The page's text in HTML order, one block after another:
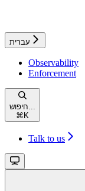
עברית
Observability
Enforcement
⌘ K
Talk to us